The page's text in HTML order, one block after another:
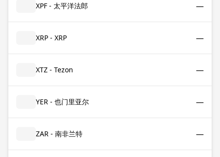
XPF - 太平洋法郎 —
XRP - XRP —
XTZ - Tezon —
YER - 也门里亚尔 —
ZAR - 南非兰特 —